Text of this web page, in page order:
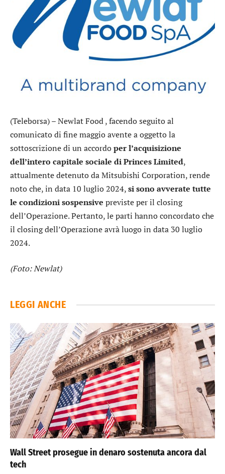
(Teleborsa) –Newlat Food, facendo seguito al
comunicato di fine maggio avente a oggetto la
sottoscrizione di un accordoper l’acquisizione
dell’intero capitale sociale di Princes Limited,
attualmente detenuto da Mitsubishi Corporation, rende
noto che, in data 10 luglio 2024,si sono avverate tutte
le condizioni sospensive previste per il closing
dell’Operazione. Pertanto, le parti hanno concordato che
il closing dell’Operazione avrà luogo in data 30 luglio
2024.
(Foto: Newlat)
LEGGI ANCHE
Wall Street prosegue in denaro sostenuta ancora dal
tech